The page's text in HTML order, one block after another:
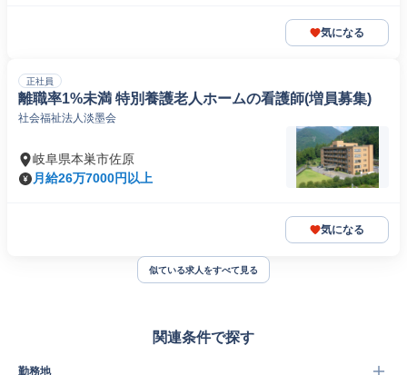
気になる
正社員
離職率1%未満 特別養護老人ホームの看護師(増員募集)
社会福祉法人淡墨会
岐阜県本巣市佐原
月給26万7000円以上
気になる
似ている求人をすべて見る
関連条件で探す
勤務地